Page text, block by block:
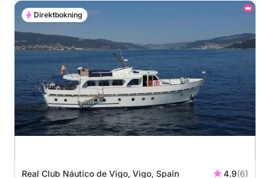
Real Club Náutico de Vigo, Vigo, Spain 4.9(6)
Direktbokning